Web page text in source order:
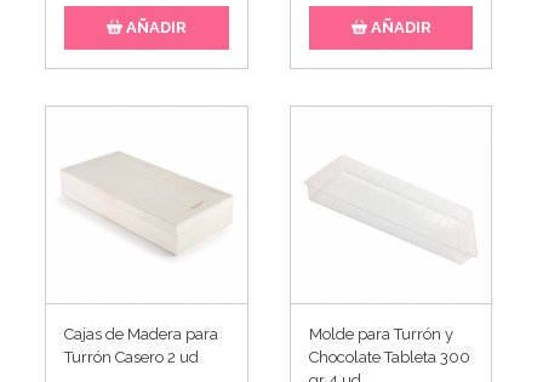
AÑADIR AÑADIR
Cajas de Madera para
Turrón Casero 2 ud
Molde para Turrón y
Chocolate Tableta 300